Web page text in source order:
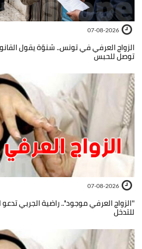
07-08-2026
الزواج العرفي في تونس.. شنوّة يقول
توصل للحبس
07-08-2026
''الزواج العرفي موجود''.. راضية الجربي تدعو
للتدخل